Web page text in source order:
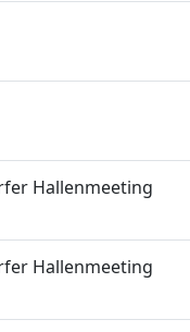
Hallenmeeting
Hallenmeeting